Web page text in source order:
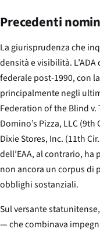
Precedenti
La giurisprudenza che
densità e visibilità.
federale post-1990, con
principalmente negli
Federation of the Blind v.
Domino’s Pizza, LLC(9th
Dixie Stores, Inc. (11th
dell’EAA, al contrario,
non ancora un corpus di
obblighi sostanziali.
Sul versante
— che combinava